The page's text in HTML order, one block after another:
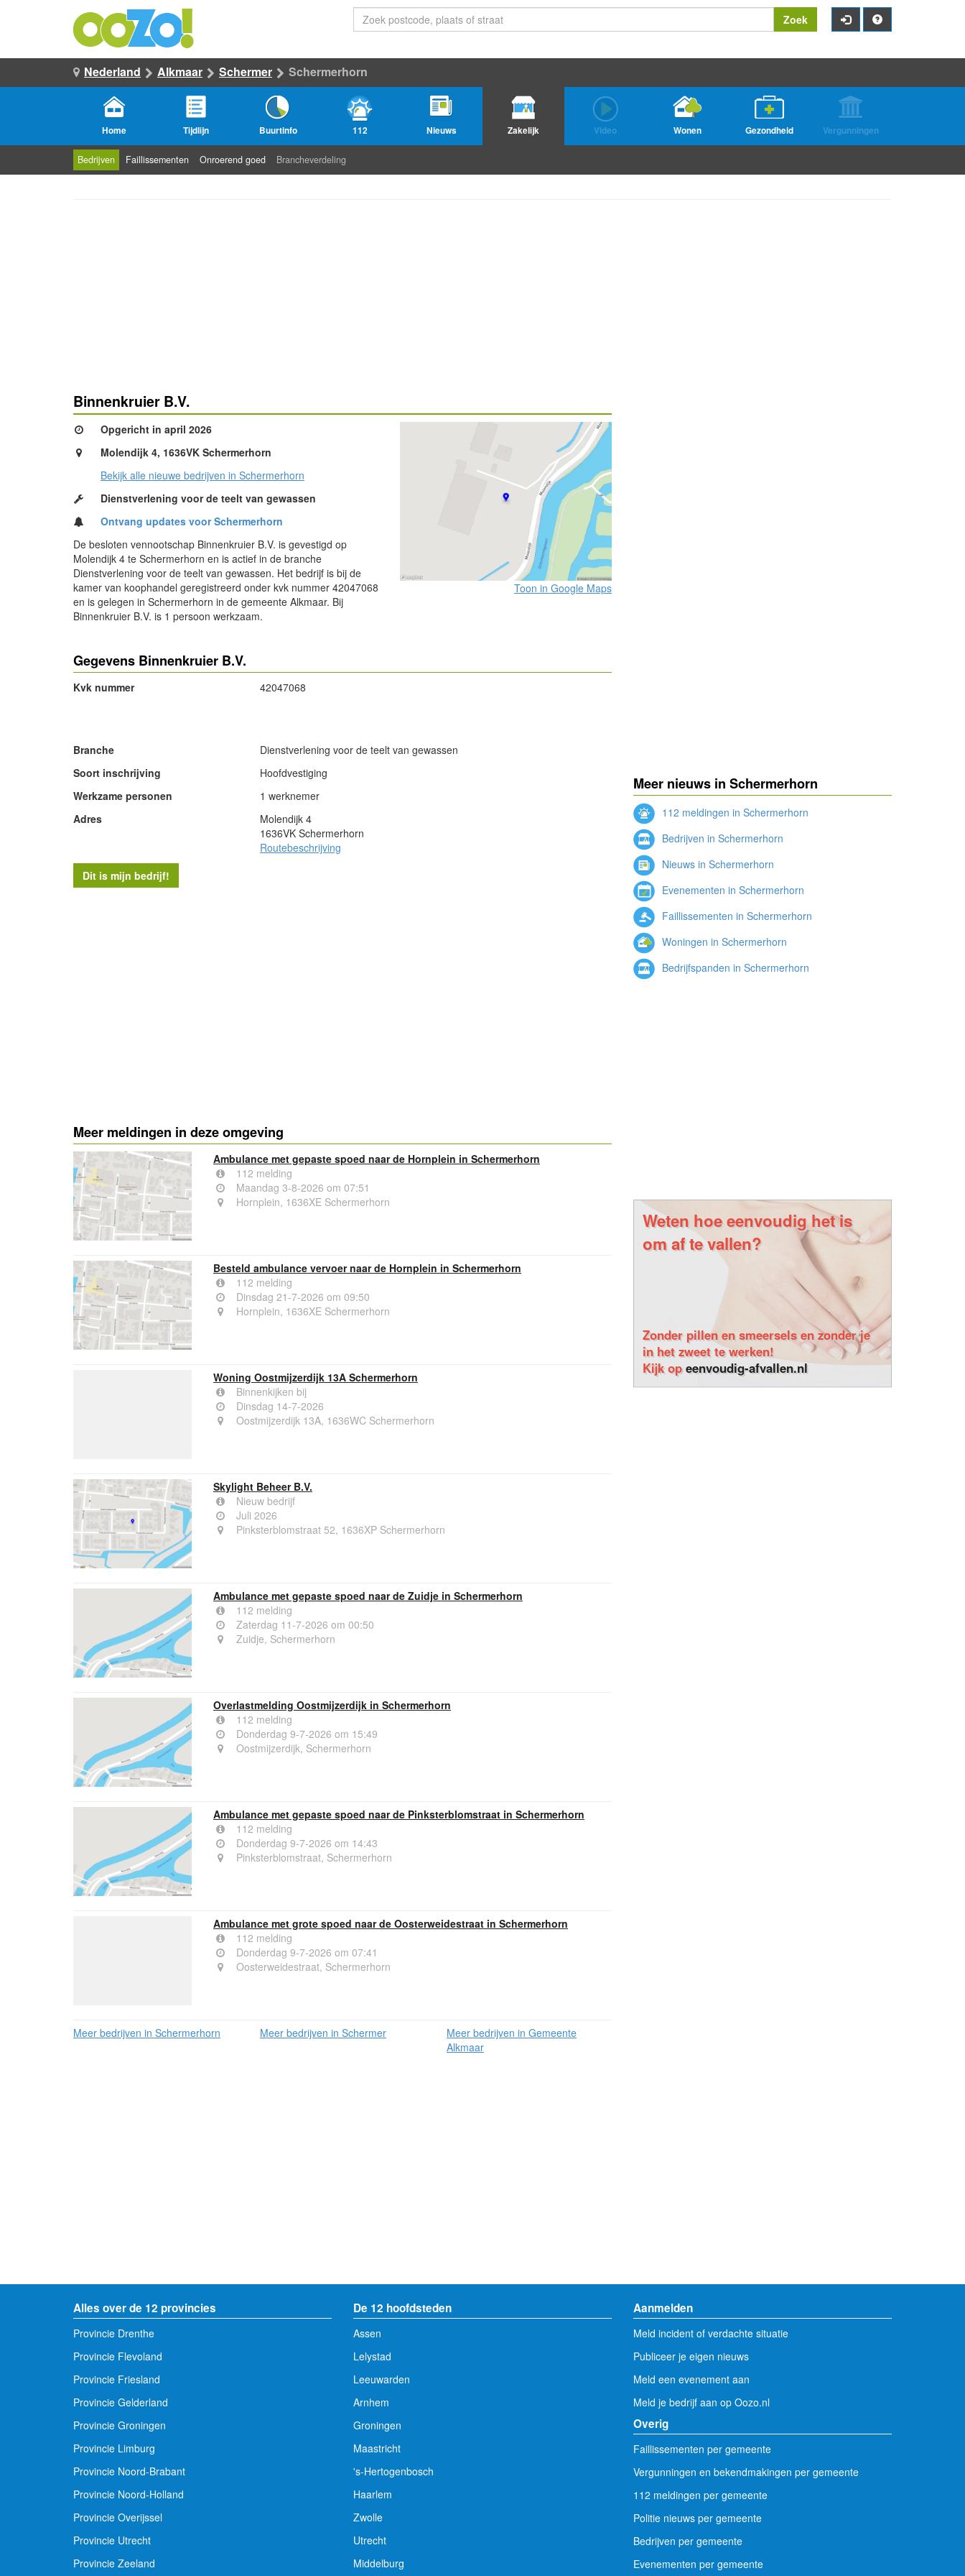
Zoek
Nederland Alkmaar Schermer Schermerhorn
Home Tijdlijn Buurtinfo 112 Nieuws Zakelijk Video Wonen Gezondheid Vergunningen
Bedrijven Faillissementen Onroerend goed Brancheverdeling
Binnenkruier B.V.
Opgericht in april 2026
Molendijk 4, 1636VK Schermerhorn
Bekijk alle nieuwe bedrijven in Schermerhorn
Dienstverlening voor de teelt van gewassen
Ontvang updates voor Schermerhorn
De besloten vennootschap Binnenkruier B.V. is gevestigd op
Molendijk 4 te Schermerhorn en is actief in de branche
Dienstverlening voor de teelt van gewassen. Het bedrijf is bij de
kamer van koophandel geregistreerd onder kvk nummer 42047068
en is gelegen in Schermerhorn in de gemeente Alkmaar. Bij
Binnenkruier B.V. is 1 persoon werkzaam.
Toon in Google Maps
Gegevens Binnenkruier B.V.
Kvk nummer 42047068
Branche
Dienstverlening voor de teelt van gewassen
Soort inschrijving
Hoofdvestiging
Werkzame personen
1 werknemer
Adres
Molendijk 4
1636VK Schermerhorn
Routebeschrijving
Meer meldingen in deze omgeving
Ambulance met gepaste spoed naar de Hornplein in Schermerhorn
112 melding
Maandag 3-8-2026 om 07:51
Hornplein, 1636XE Schermerhorn
Besteld ambulance vervoer naar de Hornplein in Schermerhorn
112 melding
Dinsdag 21-7-2026 om 09:50
Hornplein, 1636XE Schermerhorn
Woning Oostmijzerdijk 13A Schermerhorn
Binnenkijken bij
Dinsdag 14-7-2026
Oostmijzerdijk 13A, 1636WC Schermerhorn
Skylight Beheer B.V.
Nieuw bedrijf
Juli 2026
Pinksterblomstraat 52, 1636XP Schermerhorn
Ambulance met gepaste spoed naar de Zuidje in Schermerhorn
112 melding
Zaterdag 11-7-2026 om 00:50
Zuidje, Schermerhorn
Overlastmelding Oostmijzerdijk in Schermerhorn
112 melding
Donderdag 9-7-2026 om 15:49
Oostmijzerdijk, Schermerhorn
Ambulance met gepaste spoed naar de Pinksterblomstraat in Schermerhorn
112 melding
Donderdag 9-7-2026 om 14:43
Pinksterblomstraat, Schermerhorn
Ambulance met grote spoed naar de Oosterweidestraat in Schermerhorn
112 melding
Donderdag 9-7-2026 om 07:41
Oosterweidestraat, Schermerhorn
Meer bedrijven in Schermerhorn Meer bedrijven in Schermer
Meer bedrijven in Gemeente
Alkmaar
Meer nieuws in Schermerhorn
112 meldingen in Schermerhorn
Bedrijven in Schermerhorn
Nieuws in Schermerhorn
Evenementen in Schermerhorn
Faillissementen in Schermerhorn
Woningen in Schermerhorn
Bedrijfspanden in Schermerhorn
Weten hoe eenvoudig het is
om af te vallen?
Zonder pillen en smeersels en zonder je
in het zweet te werken!
Kijk opeenvoudig-afvallen.nl
Alles over de 12 provincies
Provincie Drenthe
Provincie Flevoland
Provincie Friesland
Provincie Gelderland
Provincie Groningen
Provincie Limburg
Provincie Noord-Brabant
Provincie Noord-Holland
Provincie Overijssel
Provincie Utrecht
Provincie Zeeland
De 12 hoofdsteden
Assen
Lelystad
Leeuwarden
Arnhem
Groningen
Maastricht
's-Hertogenbosch
Haarlem
Zwolle
Utrecht
Middelburg
Aanmelden
Meld incident of verdachte situatie
Publiceer je eigen nieuws
Meld een evenement aan
Meld je bedrijf aan op Oozo.nl
Overig
Faillissementen per gemeente
Vergunningen en bekendmakingen per gemeente
112 meldingen per gemeente
Politie nieuws per gemeente
Bedrijven per gemeente
Evenementen per gemeente